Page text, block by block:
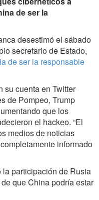
de ser la
desestimó el sábado
secretario de Estado,
de ser la responsable
su cuenta en Twitter
de Pompeo, Trump
que los
el hackeo. “El
medios de noticias
informado
participación de Rusia
que China podría estar